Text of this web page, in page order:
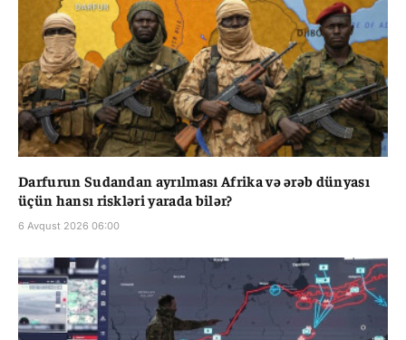
Darfurun Sudandan ayrılması Afrika və ərəb dünyası
üçün hansı riskləri yarada bilər?
6 Avqust 2026 06:00